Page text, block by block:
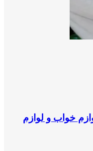
لوازم خواب و لوازم